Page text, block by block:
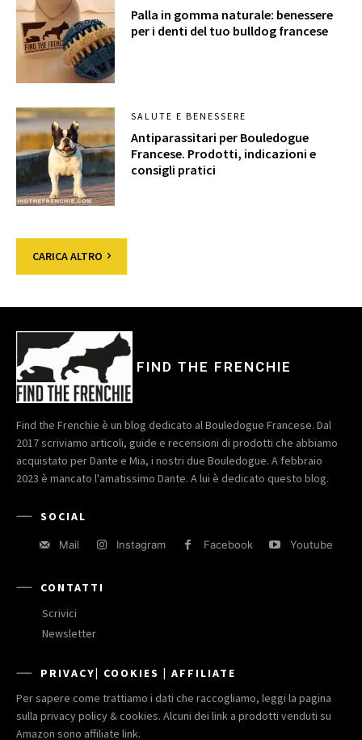
Palla in gomma naturale: benessere
per i denti del tuo bulldog francese
SALUTE E BENESSERE
Antiparassitari per Bouledogue
Francese. Prodotti, indicazioni e
consigli pratici
CARICA ALTRO
FIND THE FRENCHIE
Find the Frenchie è un blog dedicato al Bouledogue Francese. Dal
2017 scriviamo articoli, guide e recensioni di prodotti che abbiamo
acquistato per Dante e Mia, i nostri due Bouledogue. A febbraio
2023 è mancato l'amatissimo Dante. A lui è dedicato questo blog.
SOCIAL
Mail Instagram Facebook Youtube
CONTATTI
Scrivici
Newsletter
PRIVACY| COOKIES | AFFILIATE
Per sapere come trattiamo i dati che raccogliamo, leggi la pagina
sulla privacy policy & cookies. Alcuni dei link a prodotti venduti su
Amazon sono affiliate link.